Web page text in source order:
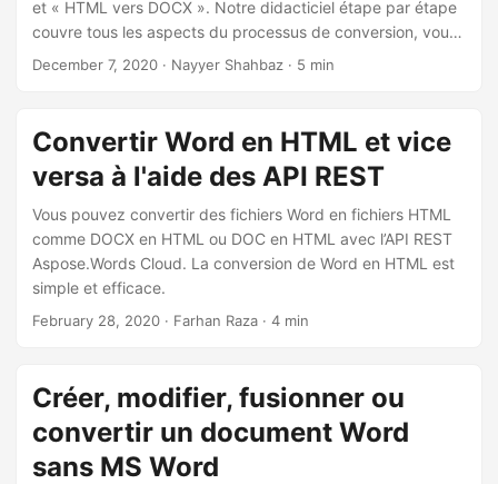
et « HTML vers DOCX ». Notre didacticiel étape par étape
couvre tous les aspects du processus de conversion, vous
garantissant ainsi de disposer des outils nécessaires pour
December 7, 2020 · Nayyer Shahbaz · 5 min
Convertir Word en HTML et vice
versa à l'aide des API REST
Vous pouvez convertir des fichiers Word en fichiers HTML
comme DOCX en HTML ou DOC en HTML avec l’API REST
Aspose.Words Cloud. La conversion de Word en HTML est
simple et efficace.
February 28, 2020 · Farhan Raza · 4 min
Créer, modifier, fusionner ou
convertir un document Word
sans MS Word